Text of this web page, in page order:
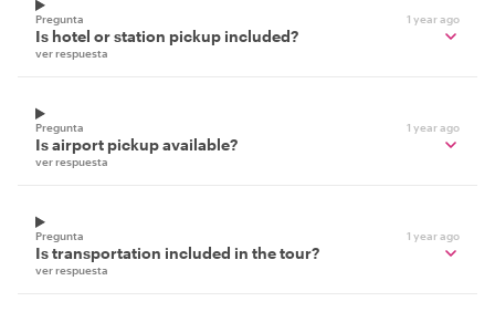
Pregunta 1 year ago
Is hotel or station pickup included?
ver respuesta
Pregunta 1 year ago
Is airport pickup available?
ver respuesta
Pregunta 1 year ago
Is transportation included in the tour?
ver respuesta